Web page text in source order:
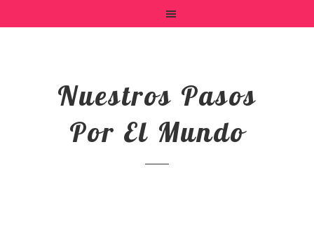
Nuestros Pasos
Por El Mundo